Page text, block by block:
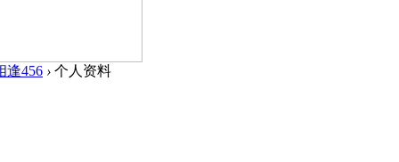
逢456 › 个人资料